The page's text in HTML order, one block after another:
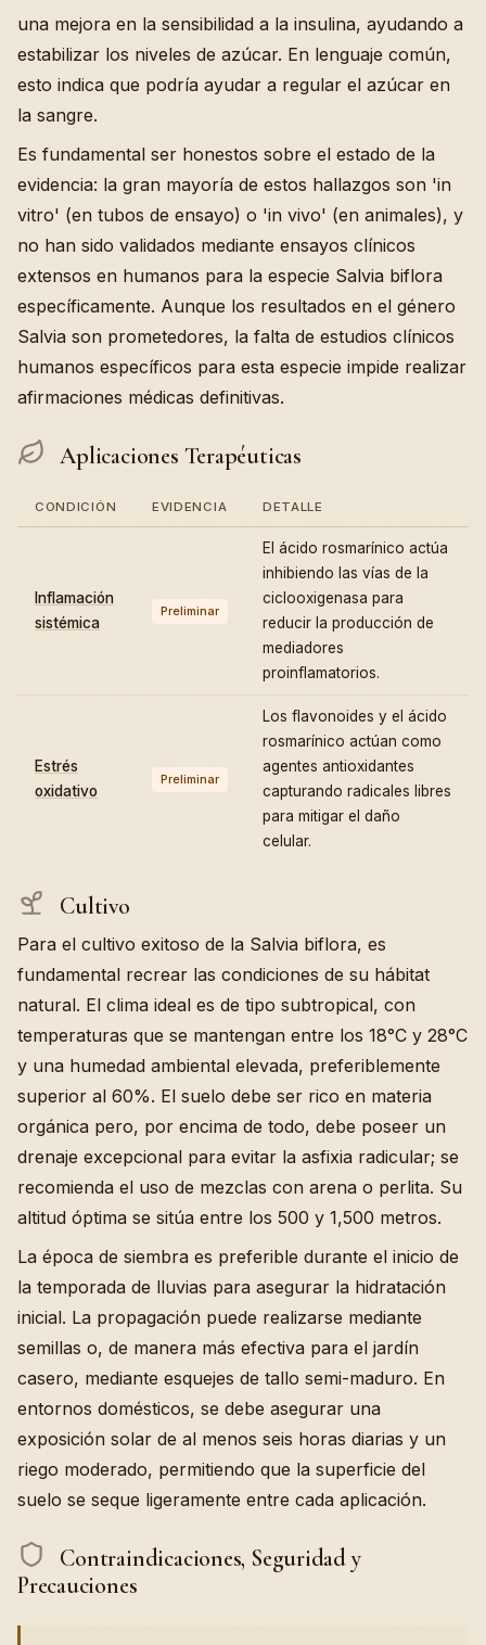
una mejora en la sensibilidad a la insulina, ayudando a
estabilizar los niveles de azúcar. En lenguaje común,
esto indica que podría ayudar a regular el azúcar en
la sangre.
Es fundamental ser honestos sobre el estado de la
evidencia: la gran mayoría de estos hallazgos son 'in
vitro' (en tubos de ensayo) o 'in vivo' (en animales), y
no han sido validados mediante ensayos clínicos
extensos en humanos para la especie Salvia biflora
específicamente. Aunque los resultados en el género
Salvia son prometedores, la falta de estudios clínicos
humanos específicos para esta especie impide realizar
afirmaciones médicas definitivas.
Aplicaciones Terapéuticas
CONDICIÓN EVIDENCIA DETALLE
Inflamación
sistémica
Preliminar
El ácido rosmarínico actúa
inhibiendo las vías de la
ciclooxigenasa para
reducir la producción de
mediadores
proinflamatorios.
Estrés
oxidativo
Preliminar
Los flavonoides y el ácido
rosmarínico actúan como
agentes antioxidantes
capturando radicales libres
para mitigar el daño
celular.
Cultivo
Para el cultivo exitoso de la Salvia biflora, es
fundamental recrear las condiciones de su hábitat
natural. El clima ideal es de tipo subtropical, con
temperaturas que se mantengan entre los 18°C y 28°C
y una humedad ambiental elevada, preferiblemente
superior al 60%. El suelo debe ser rico en materia
orgánica pero, por encima de todo, debe poseer un
drenaje excepcional para evitar la asfixia radicular; se
recomienda el uso de mezclas con arena o perlita. Su
altitud óptima se sitúa entre los 500 y 1,500 metros.
La época de siembra es preferible durante el inicio de
la temporada de lluvias para asegurar la hidratación
inicial. La propagación puede realizarse mediante
semillas o, de manera más efectiva para el jardín
casero, mediante esquejes de tallo semi-maduro. En
entornos domésticos, se debe asegurar una
exposición solar de al menos seis horas diarias y un
riego moderado, permitiendo que la superficie del
suelo se seque ligeramente entre cada aplicación.
Contraindicaciones, Seguridad y
Precauciones